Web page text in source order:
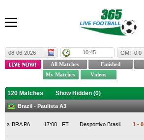
08-06-2026 10:45 GMT 0:0
120 Matches Show Hidden (0)
Brazil - Paulista A3
x BRA PA FT
17:00 Desportivo Brasil 1 - 0